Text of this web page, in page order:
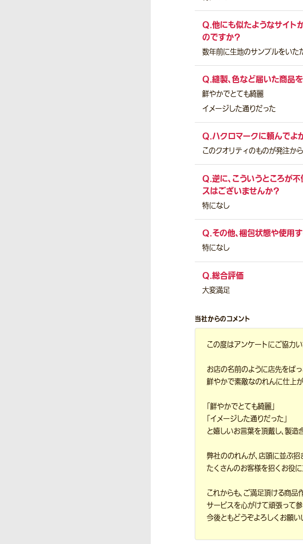
Q.他にも似たようなサイト
のですか？
数年前に生地のサンプルをいた
Q.縫製、色など届いた商品
鮮やかでとても綺麗
イメージした通りだった
Q.ハクロマークに頼んでよ
このクオリティのものが発注か
Q.逆に、こういうところが
スはございませんか？
特になし
Q.その他、梱包状態や使用
特になし
Q.総合評価
大変満足
当社からのコメント
この度はアンケートにご協力い
お店の名前のように店先をぱ
鮮やかで素敵なのれんに仕上
「鮮やかでとても綺麗」
「イメージした通りだった」
と嬉しいお言葉を頂戴し、製造
弊社ののれんが、店頭に並ぶ招
たくさんのお客様を招くお役に
これからも、ご満足頂ける商品作
サービスを心がけて頑張って参
今後ともどうぞよろしくお願い